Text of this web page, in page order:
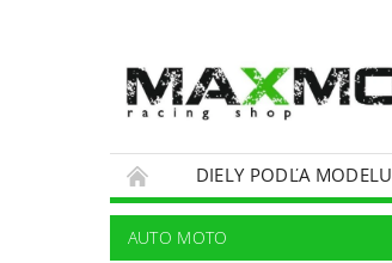
DIELY PODĽA MODELU
OBCHODNÉ PODMIENKY
AUTO MOTO